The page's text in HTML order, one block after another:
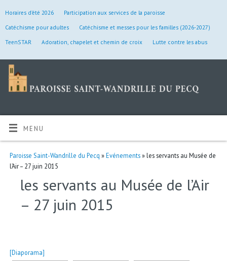
Horaires d’été 2026
Participation aux services de la paroisse
Catéchisme pour adultes
Catéchisme et messes pour les familles (2026-2027)
TeenSTAR
Adoration, chapelet et chemin de croix Lutte contre les abus
MENU
Paroisse Saint-Wandrille du Pecq »Evénements» les servants au Musée de
l’Air – 27 juin 2015
les servants au Musée de l’Air
– 27 juin 2015
[Diaporama]